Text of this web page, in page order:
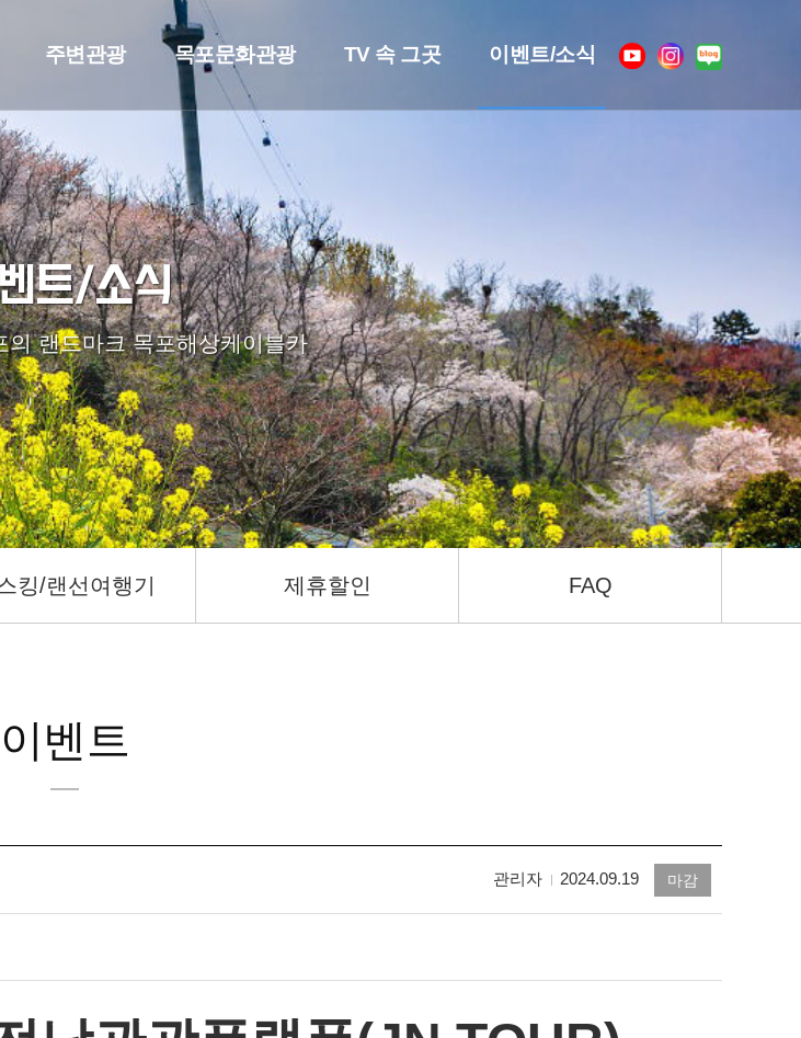
주변관광 목포문화관광 TV 속 그곳 이벤트/소식
트/소식
의 랜드마크 목포해상케이블카
킹/랜선여행기 제휴할인 FAQ
이벤트
관리자 2024.09.19 마감